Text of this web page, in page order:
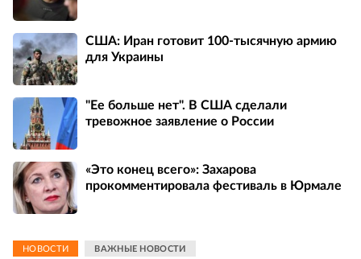
США: Иран готовит 100-тысячную армию
для Украины
"Ее больше нет". В США сделали
тревожное заявление о России
«Это конец всего»: Захарова
прокомментировала фестиваль в Юрмале
НОВОСТИ ВАЖНЫЕ НОВОСТИ